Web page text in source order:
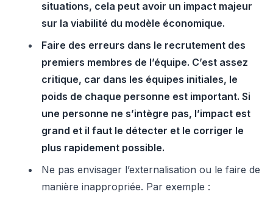
situations, cela peut avoir un impact majeur
sur la viabilité du modèle économique.
Faire des erreurs dans le recrutement des
premiers membres de l’équipe. C’est assez
critique, car dans les équipes initiales, le
poids de chaque personne est important. Si
une personne ne s’intègre pas, l’impact est
grand et il faut le détecter et le corriger le
plus rapidement possible.
Ne pas envisager l’externalisation ou le faire de
manière inappropriée. Par exemple :